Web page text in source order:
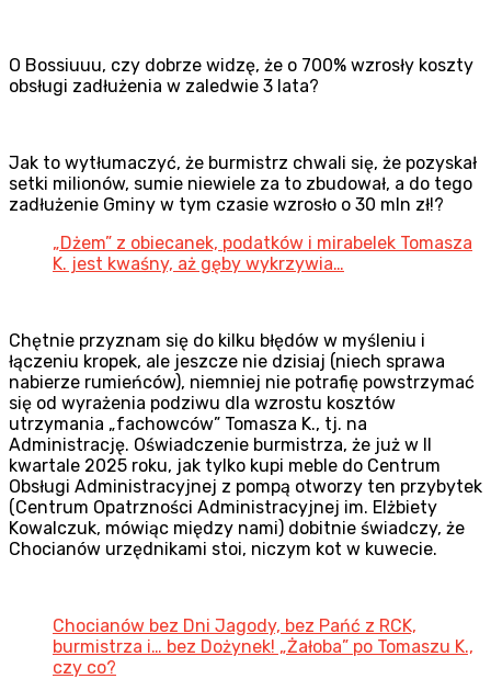
O Bossiuuu, czy dobrze widzę, że o 700% wzrosły koszty
obsługi zadłużenia w zaledwie 3 lata?
Jak to wytłumaczyć, że burmistrz chwali się, że pozyskał
setki milionów, sumie niewiele za to zbudował, a do tego
zadłużenie Gminy w tym czasie wzrosło o 30 mln zł!?
„Dżem” z obiecanek, podatków i mirabelek Tomasza
K. jest kwaśny, aż gęby wykrzywia…
Chętnie przyznam się do kilku błędów w myśleniu i
łączeniu kropek, ale jeszcze nie dzisiaj (niech sprawa
nabierze rumieńców), niemniej nie potrafię powstrzymać
się od wyrażenia podziwu dla wzrostu kosztów
utrzymania „fachowców” Tomasza K., tj. na
Administrację. Oświadczenie burmistrza, że już w II
kwartale 2025 roku, jak tylko kupi meble do Centrum
Obsługi Administracyjnej z pompą otworzy ten przybytek
(Centrum Opatrzności Administracyjnej im. Elżbiety
Kowalczuk, mówiąc między nami) dobitnie świadczy, że
Chocianów urzędnikami stoi, niczym kot w kuwecie.
Chocianów bez Dni Jagody, bez Pańć z RCK,
burmistrza i… bez Dożynek! „Żałoba” po Tomaszu K.,
czy co?